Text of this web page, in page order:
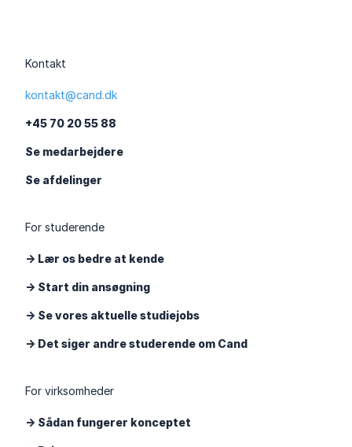
Kontakt
kontakt@cand.dk
+45 70 20 55 88
Se medarbejdere
Se afdelinger
For studerende
-> Lær os bedre at kende
-> Start din ansøgning
-> Se vores aktuelle studiejobs
-> Det siger andre studerende om Cand
For virksomheder
-> Sådan fungerer konceptet